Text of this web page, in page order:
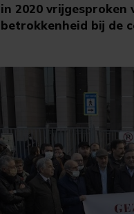
in 2020 vrijgesproken
betrokkenheid bij de